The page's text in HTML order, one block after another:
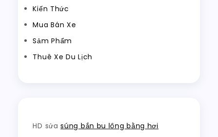
Kiến Thức
Mua Bán Xe
Sảm Phẩm
Thuê Xe Du Lịch
HD sửasúng bắn bu lông bằng hơi